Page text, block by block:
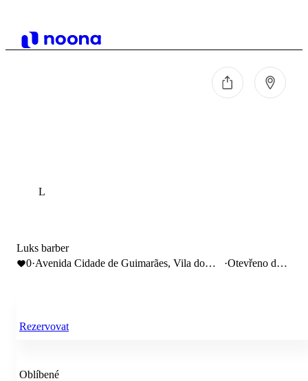
L
Luks barber
0·Avenida Cidade de Guimarães, Vila do
·Otevřeno do
Rezervovat
Oblíbené